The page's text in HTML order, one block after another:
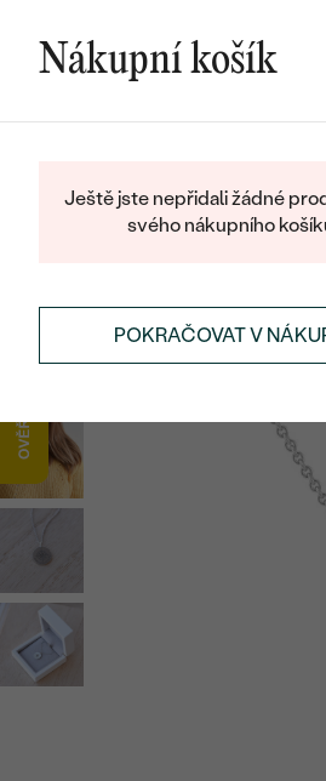
LETNÍ BLACK
BLOGŠPERKY NA MÍRU
ŠPERKYSYMBOLICKÉ ŠPERKY
Nákupní košík
Ještě jste nepřidali žádné
svého nákupního
POKRAČOVAT V